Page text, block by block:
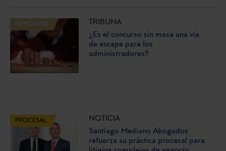
MERCANTIL
TRIBUNA
¿Es el concurso sin masa una vía
de escape para los
administradores?
PROCESAL
NOTICIA
Santiago Mediano Abogados
refuerza su práctica procesal para